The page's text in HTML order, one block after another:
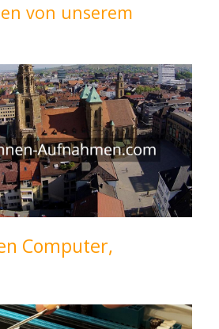
von unserem
Computer,